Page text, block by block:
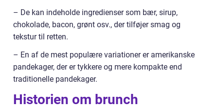
– De kan indeholde ingredienser som bær, sirup,
chokolade, bacon, grønt osv., der tilføjer smag og
tekstur til retten.
– En af de mest populære variationer er amerikanske
pandekager, der er tykkere og mere kompakte end
traditionelle pandekager.
Historien om brunch